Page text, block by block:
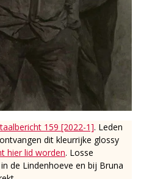
159 [2022-1]. Leden
dit kleurrijke glossy
hier lid worden. Losse
de Lindenhoeve en bij Bruna